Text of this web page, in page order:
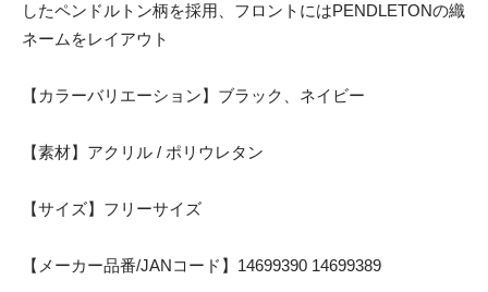
したペンドルトン柄を採用、フロントにはPENDLETONの織
ネームをレイアウト
【カラーバリエーション】ブラック、ネイビー
【素材】アクリル / ポリウレタン
【サイズ】フリーサイズ
【メーカー品番/JANコード】14699390 14699389